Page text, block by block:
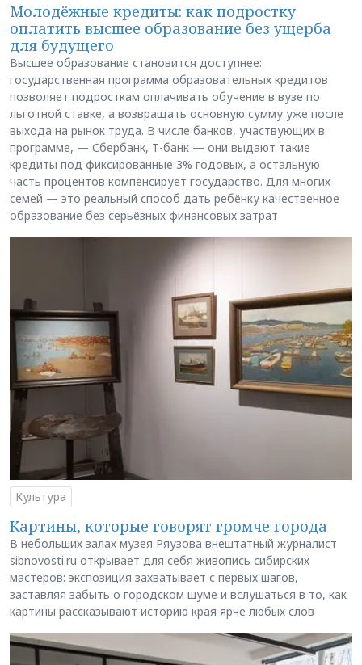
Молодёжные кредиты: как подростку
оплатить высшее образование без ущерба
для будущего
Высшее образование становится доступнее:
государственная программа образовательных кредитов
позволяет подросткам оплачивать обучение в вузе по
льготной ставке, а возвращать основную сумму уже после
выхода на рынок труда. В числе банков, участвующих в
программе, — Сбербанк, Т-банк — они выдают такие
кредиты под фиксированные 3% годовых, а остальную
часть процентов компенсирует государство. Для многих
семей — это реальный способ дать ребёнку качественное
образование без серьёзных финансовых затрат
Культура
Картины, которые говорят громче города
В небольших залах музея Ряузова внештатный журналист
sibnovosti.ru открывает для себя живопись сибирских
мастеров: экспозиция захватывает с первых шагов,
заставляя забыть о городском шуме и вслушаться в то, как
картины рассказывают историю края ярче любых слов